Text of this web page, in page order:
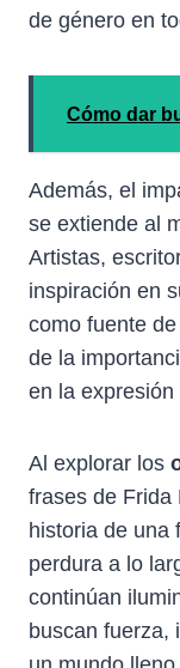
de género en
Cómo dar
Además, el
se extiende al
Artistas,
inspiración en
como fuente
de la
en la expresión
Al explorar los
frases de Frida
historia de una
perdura a lo
continúan
buscan fuerza,